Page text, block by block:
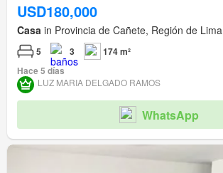
USD180,000
Casa in Provincia de Cañete, Región de Lima
5 3
174 m²
Hace 5 días
LUZ MARIA DELGADO RAMOS
WhatsApp